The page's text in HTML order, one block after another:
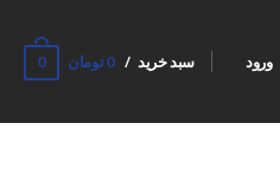
ورود سبد خرید 0 تومان 0